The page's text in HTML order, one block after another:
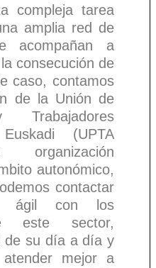
compleja tarea
amplia red de
acompañan a
consecución de
caso, contamos
de la Unión de
Trabajadores
(UPTA
organización
autonómico,
contactar
ágil con los
este sector,
de su día a día y
atender mejor a